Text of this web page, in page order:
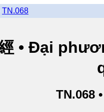
TN.068
• Đại
TN.068